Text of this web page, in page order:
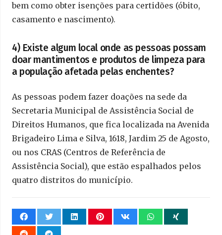
bem como obter isenções para certidões (óbito,
casamento e nascimento).
4) Existe algum local onde as pessoas possam
doar mantimentos e produtos de limpeza para
a população afetada pelas enchentes?
As pessoas podem fazer doações na sede da
Secretaria Municipal de Assistência Social de
Direitos Humanos, que fica localizada na Avenida
Brigadeiro Lima e Silva, 1618, Jardim 25 de Agosto,
ou nos CRAS (Centros de Referência de
Assistência Social), que estão espalhados pelos
quatro distritos do município.